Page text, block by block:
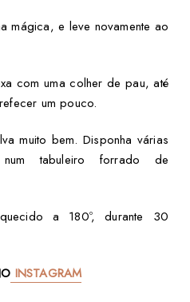
mágica, e leve novamente ao
com uma colher de pau, até
um pouco.
muito bem. Disponha várias
tabuleiro forrado de
a 180º, durante 30
INSTAGRAM